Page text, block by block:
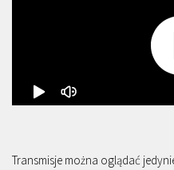
Transmisje można oglądać